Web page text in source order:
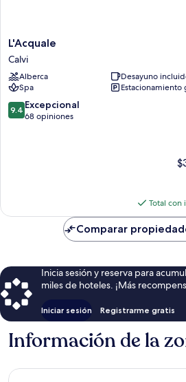
L'Acquale
Calvi
L'Acquale
Calvi
Alberca
Desayuno
Spa
Estacionamiento
9.4
de
9.4 Excepcional
68 opiniones
Total con
Comparar
Inicia sesión y reserva para
miles de hoteles. ¡Más
Iniciar sesión Registrarme gratis
Información de la